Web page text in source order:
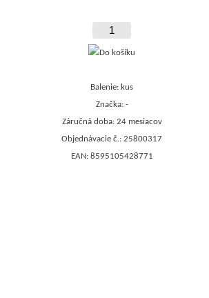
Balenie: kus
Značka: -
Záručná doba: 24 mesiacov
Objednávacie č.: 25800317
EAN: 8595105428771